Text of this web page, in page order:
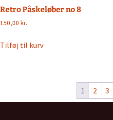
Retro Påskeløber no 8
150,00 kr.
Tilføj til kurv
1 2 3